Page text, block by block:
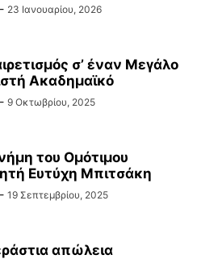
- 23 Ιανουαρίου, 2026
σ’ έναν Μεγάλο
Ακαδημαϊκό
- 9 Οκτωβρίου, 2025
του Ομότιμου
Ευτύχη Μπιτσάκη
- 19 Σεπτεμβρίου, 2025
απώλεια